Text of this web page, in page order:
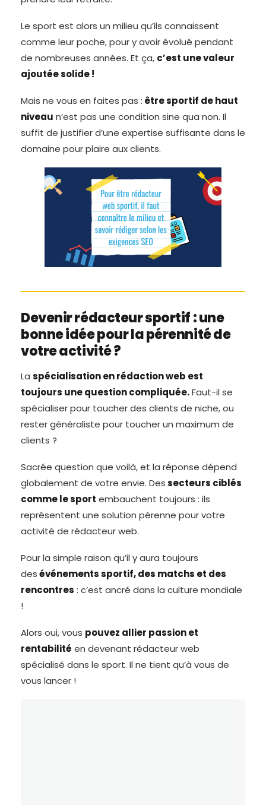
Le sport est alors un milieu qu’ils connaissent
comme leur poche, pour y avoir évolué pendant
de nombreuses années. Et ça, c’est une valeur
ajoutée solide !
Mais ne vous en faites pas : être sportif de haut
niveau n’est pas une condition sine qua non. Il
suffit de justifier d’une expertise suffisante dans le
domaine pour plaire aux clients.
Devenir rédacteur sportif : une
bonne idée pour la pérennité de
votre activité ?
La spécialisation en rédaction web est
toujours une question compliquée.Faut-il se
spécialiser pour toucher des clients de niche, ou
rester généraliste pour toucher un maximum de
clients ?
Sacrée question que voilà, et la réponse dépend
globalement de votre envie. Dessecteurs ciblés
comme le sport embauchent toujours : ils
représentent une solution pérenne pour votre
activité de rédacteur web.
Pour la simple raison qu’il y aura toujours
desévénements sportif, des matchs et des
rencontres : c’est ancré dans la culture mondiale
!
Alors oui, vous pouvez allier passion et
rentabilité en devenant rédacteur web
spécialisé dans le sport. Il ne tient qu’à vous de
vous lancer !